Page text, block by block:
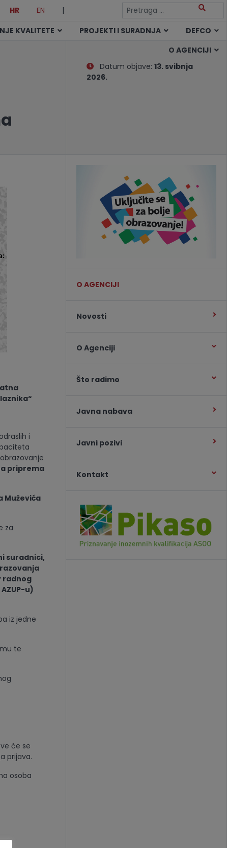
HR EN
|
KVALITETE PROJEKTI I SURADNJA
DEFCO
O AGENCIJI
Datum objave: 13. svibnja
2026.
i
priprema
Muževića
za
suradnici,
radnog
u)
iz jedne
te
će se
prijava.
osoba
O AGENCIJI
Novosti
O Agenciji
Što radimo
Javna nabava
Javni pozivi
Kontakt